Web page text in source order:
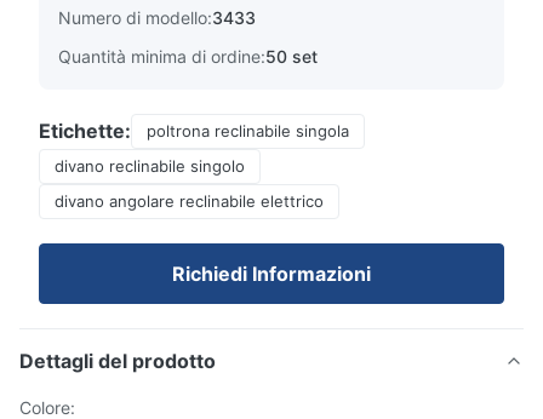
Numero di modello:3433
Quantità minima di ordine:50 set
Etichette:
poltrona reclinabile singola
divano reclinabile singolo
divano angolare reclinabile elettrico
Richiedi Informazioni
Dettagli del prodotto
Colore: